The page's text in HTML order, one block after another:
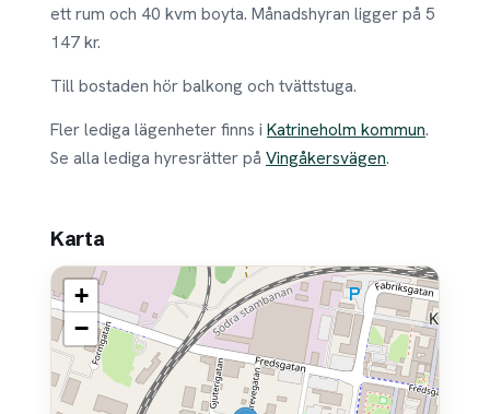
ett rum och 40 kvm boyta. Månadshyran ligger på 5
147 kr.
Till bostaden hör balkong och tvättstuga.
Fler lediga lägenheter finns i Katrineholm kommun.
Se alla lediga hyresrätter på Vingåkersvägen.
Karta
+
−